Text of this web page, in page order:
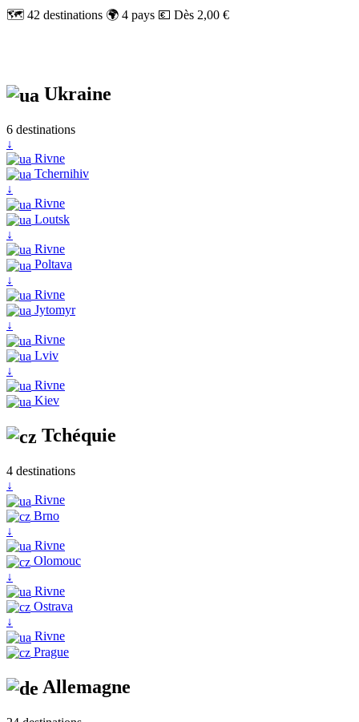
🗺️ 42 destinations 🌍 4 pays 💶 Dès 2,00 €
Ukraine
6 destinations
↓
Rivne
Tchernihiv
↓
Rivne
Loutsk
↓
Rivne
Poltava
↓
Rivne
Jytomyr
↓
Rivne
Lviv
↓
Rivne
Kiev
Tchéquie
4 destinations
↓
Rivne
Brno
↓
Rivne
Olomouc
↓
Rivne
Ostrava
↓
Rivne
Prague
Allemagne